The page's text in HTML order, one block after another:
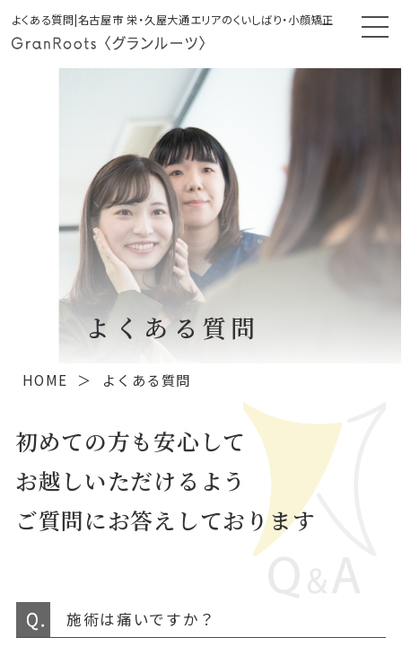
よくある質問|名古屋市 栄・久屋大通エリアのくいしばり・小顔矯正
よくある質問
HOME よくある質問
初めての方も安心して
お越しいただけるよう
ご質問にお答えしております
施術は痛いですか？